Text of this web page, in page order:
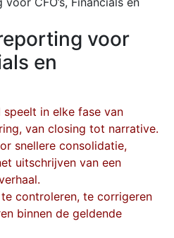
voor
en
in elke fase van
van closing tot narrative.
snellere consolidatie,
uitschrijven van een
controleren, te corrigeren
binnen de geldende